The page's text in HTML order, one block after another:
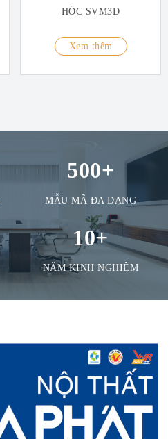
HỘC SVM3D
Xem thêm
500+
MẪU MÃ ĐA DẠNG
10+
NĂM KINH NGHIỆM